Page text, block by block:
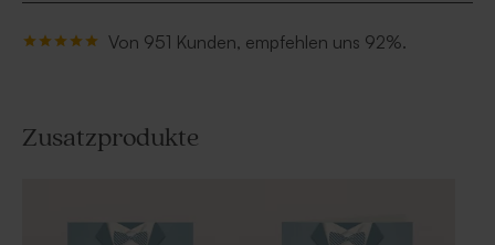
Von 951 Kunden, empfehlen uns 92%.
Zusatzprodukte